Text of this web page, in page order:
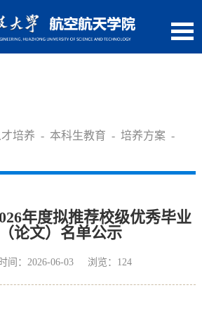
培养 - 本科生教育 - 培养方案 -
年度拟推荐校级优秀毕业
论文）名单公示
间：2026-06-03 浏览： 124